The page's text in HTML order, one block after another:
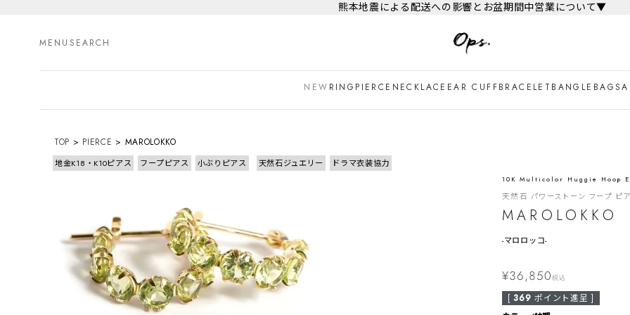
熊本地震による配送への影響とお盆期間中営業について▼
MENU SEARCH
NEW RING PIERCE NECKLACE EAR CUFFBRACELET BANGLE BAG
TOP PIERCE MAROLOKKO
地金K18・K10ピアス フープピアス 小ぶりピアス 天然石ジュエリー ドラマ衣装協力
10K Multicolor Huggie Hoop
天然石 パワーストーン フープ ピア
MAROLOKKO
-マロロッコ-
¥36,850税込
[ 369 ポイント進呈 ]